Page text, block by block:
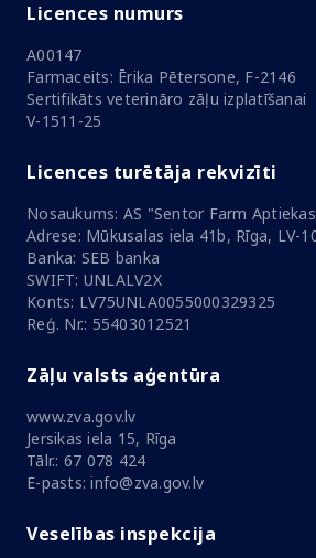
Licences numurs
A00147
Farmaceits: Ērika Pētersone, F-2146
Sertifikāts veterināro zāļu izplatīšanai
V-1511-25
Licences turētāja rekvizīti
Nosaukums: AS "Sentor Farm
Adrese: Mūkusalas iela 41b, Rīga, LV-
Banka: SEB banka
SWIFT: UNLALV2X
Konts: LV75UNLA0055000329325
Reģ. Nr.: 55403012521
Zāļu valsts aģentūra
www.zva.gov.lv
Jersikas iela 15, Rīga
Tālr.: 67 078 424
E-pasts: info@zva.gov.lv
Veselības inspekcija